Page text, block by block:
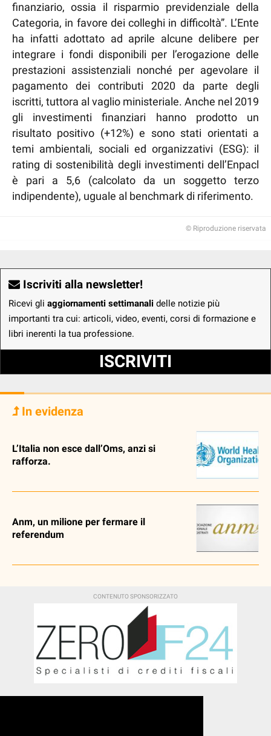
finanziario, ossia il risparmio previdenziale della
Categoria, in favore dei colleghi in difficoltà”. L’Ente
ha infatti adottato ad aprile alcune delibere per
integrare i fondi disponibili per l’erogazione delle
prestazioni assistenziali nonché per agevolare il
pagamento dei contributi 2020 da parte degli
iscritti, tuttora al vaglio ministeriale. Anche nel 2019
gli investimenti finanziari hanno prodotto un
risultato positivo (+12%) e sono stati orientati a
temi ambientali, sociali ed organizzativi (ESG): il
rating di sostenibilità degli investimenti dell’Enpacl
è pari a 5,6 (calcolato da un soggetto terzo
indipendente), uguale al benchmark di riferimento.
© Riproduzione riservata
Iscriviti alla newsletter!
Ricevi gli aggiornamenti settimanali delle notizie più
importanti tra cui: articoli, video, eventi, corsi di formazione e
libri inerenti la tua professione.
ISCRIVITI
In evidenza
L’Italia non esce dall’Oms, anzi si
rafforza.
Anm, un milione per fermare il
referendum